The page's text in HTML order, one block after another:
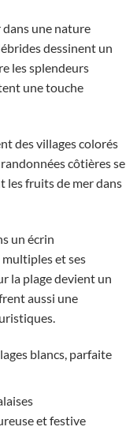
une nature
dessinent un
les splendeurs
une touche
des villages colorés
côtières se
les fruits de mer dans
un écrin
et ses
la plage devient un
aussi une
blancs, parfaite
et festive